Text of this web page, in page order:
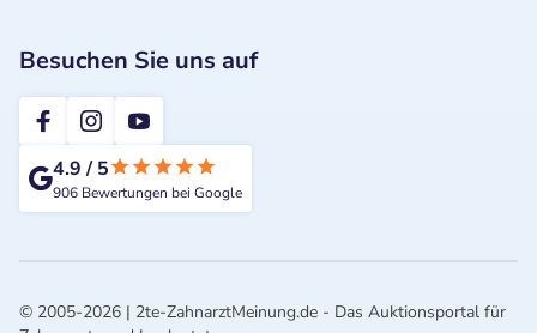
Besuchen Sie uns auf
2te-ZahnarztMeinung
4.9/5
906 Bewertungen bei Google
© 2005-2026 | 2te-ZahnarztMeinung.de - Das Auktionsportal für